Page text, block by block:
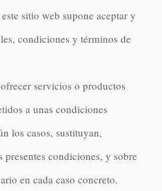
sitio web supone aceptar y
condiciones y términos de
servicios o productos
a unas condiciones
los casos, sustituyan,
condiciones, y sobre
en cada caso concreto.